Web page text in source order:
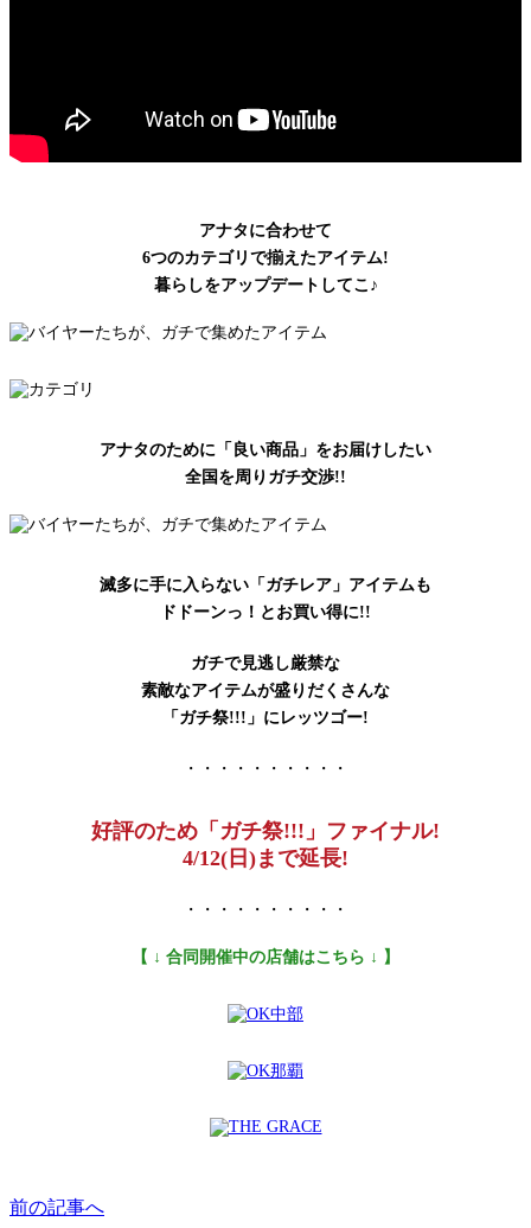
アナタに合わせて
6つのカテゴリで揃えたアイテム!
暮らしをアップデートしてこ♪
アナタのために「良い商品」をお届けしたい
全国を周りガチ交渉!!
滅多に手に入らない「ガチレア」アイテムも
ドドーンっ！とお買い得に!!
ガチで見逃し厳禁な
素敵なアイテムが盛りだくさんな
「ガチ祭!!!」にレッツゴー!
・・・・・・・・・・
好評のため「ガチ祭!!!」ファイナル!
4/12(日)まで延長!
・・・・・・・・・・
【 ↓ 合同開催中の店舗はこちら ↓ 】
前の記事へ